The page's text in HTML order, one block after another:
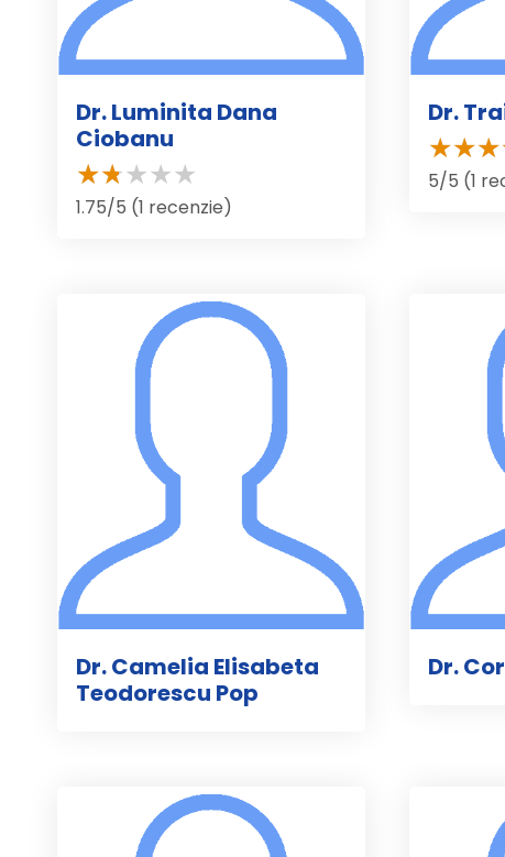
Dr. Luminita Dana
Ciobanu
1.75/5 (1 recenzie)
Dr.
5/5 (1
Dr. Camelia Elisabeta
Teodorescu Pop
Dr.